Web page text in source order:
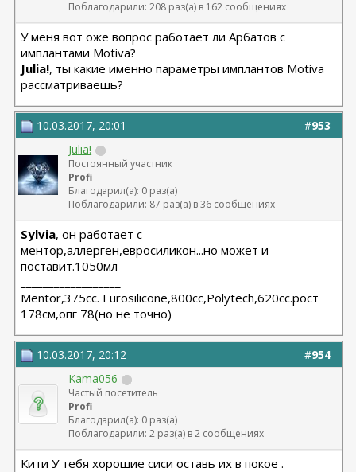
Поблагодарили: 208 раз(а) в 162 сообщениях
У меня вот оже вопрос работает ли Арбатов с
имплантами Motiva?
Julia!, ты какие именно параметры имплантов Motiva
рассматриваешь?
#953
10.03.2017, 20:01
Julia!
Постоянный участник
Profi
Благодарил(а): 0 раз(а)
Поблагодарили: 87 раз(а) в 36 сообщениях
Sylvia, он работает с
ментор,аллерген,евросиликон...но может и
поставит.1050мл
Мentor,375cc. Eurosilicone,800cc,Polytech,620cc.рост
178см,опг 78(но не точно)
#954
10.03.2017, 20:12
Kama056
Частый посетитель
Profi
Благодарил(а): 0 раз(а)
Поблагодарили: 2 раз(а) в 2 сообщениях
Кити У тебя хорошие сиси оставь их в покое .